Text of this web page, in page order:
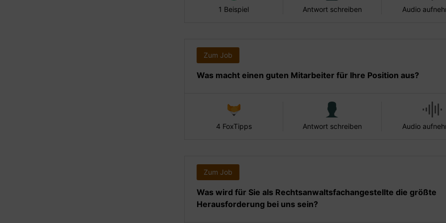
1 Beispiel Antwort schreiben Audio
Zum Job
Was macht einen guten Mitarbeiter für Ihre Position aus?
4 FoxTipps Antwort schreiben Audio
Zum Job
Was wird für Sie als Rechtsanwaltsfachangestellte die größte
Herausforderung bei uns sein?